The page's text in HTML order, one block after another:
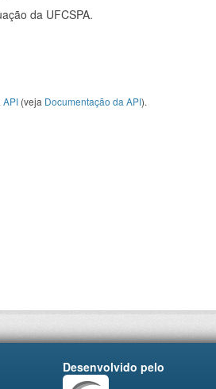
da UFCSPA.
API (veja Documentação da API).
Desenvolvido pelo